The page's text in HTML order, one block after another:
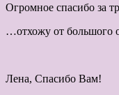
Огромное спасибо за
…отхожу от
Лена, Спасибо Вам!